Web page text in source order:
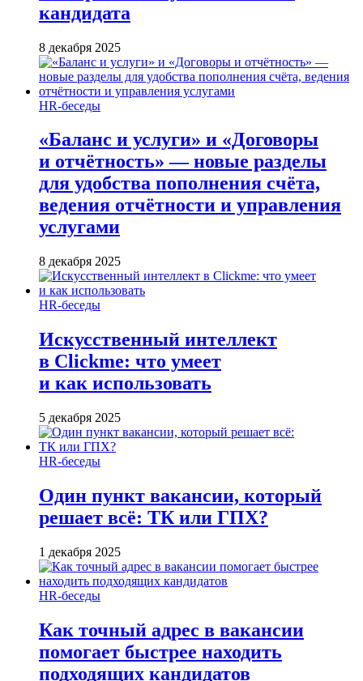
кандидата
8 декабря 2025
HR-беседы
«Баланс и услуги» и «Договоры
и отчётность» — новые разделы
для удобства пополнения счёта,
ведения отчётности и управления
услугами
8 декабря 2025
HR-беседы
Искусственный интеллект
в Clickme: что умеет
и как использовать
5 декабря 2025
HR-беседы
Один пункт вакансии, который
решает всё: ТК или ГПХ?
1 декабря 2025
HR-беседы
Как точный адрес в вакансии
помогает быстрее находить
подходящих кандидатов